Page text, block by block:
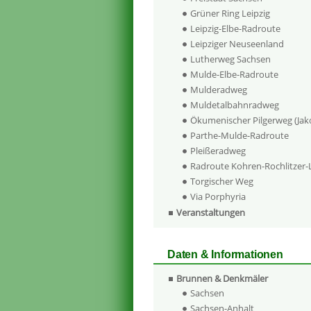
Grüner Ring Leipzig
Leipzig-Elbe-Radroute
Leipziger Neuseenland
Lutherweg Sachsen
Mulde-Elbe-Radroute
Mulderadweg
Muldetalbahnradweg
Ökumenischer Pilgerweg
Parthe-Mulde-Radroute
Pleißeradweg
Radroute Kohren-Rochlitzer-
Torgischer Weg
Via Porphyria
Veranstaltungen
Daten & Informationen
Brunnen & Denkmäler
Sachsen
Sachsen-Anhalt